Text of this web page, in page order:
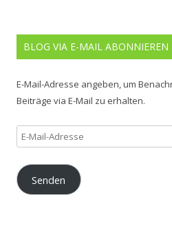
BLOG VIA E-MAIL ABONNIEREN
E-Mail-Adresse angeben, um
Beiträge via E-Mail zu erhalten.
E-
Mail-
Adresse
Senden